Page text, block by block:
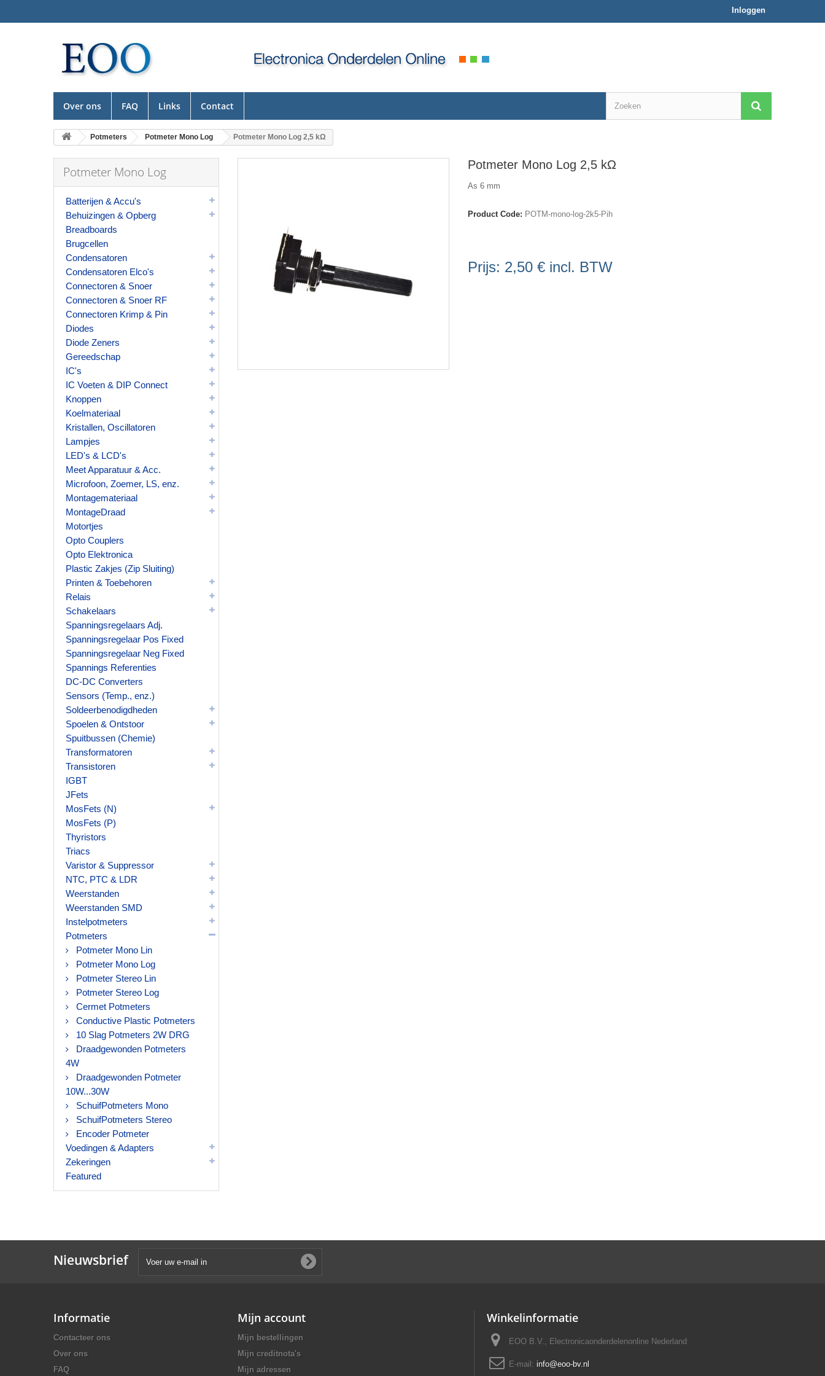
Inloggen
Over ons FAQ Links Contact
Potmeters Potmeter Mono Log Potmeter Mono Log 2,5 kΩ
Potmeter Mono Log
Batterijen & Accu's
Behuizingen & Opberg
Breadboards
Brugcellen
Condensatoren
Condensatoren Elco's
Connectoren & Snoer
Connectoren & Snoer RF
Connectoren Krimp & Pin
Diodes
Diode Zeners
Gereedschap
IC's
IC Voeten & DIP Connect
Knoppen
Koelmateriaal
Kristallen, Oscillatoren
Lampjes
LED's & LCD's
Meet Apparatuur & Acc.
Microfoon, Zoemer, LS, enz.
Montagemateriaal
MontageDraad
Motortjes
Opto Couplers
Opto Elektronica
Plastic Zakjes (Zip Sluiting)
Printen & Toebehoren
Relais
Schakelaars
Spanningsregelaars Adj.
Spanningsregelaar Pos Fixed
Spanningsregelaar Neg Fixed
Spannings Referenties
DC-DC Converters
Sensors (Temp., enz.)
Soldeerbenodigdheden
Spoelen & Ontstoor
Spuitbussen (Chemie)
Transformatoren
Transistoren
IGBT
JFets
MosFets (N)
MosFets (P)
Thyristors
Triacs
Varistor & Suppressor
NTC, PTC & LDR
Weerstanden
Weerstanden SMD
Instelpotmeters
Potmeters
Potmeter Mono Lin
Potmeter Mono Log
Potmeter Stereo Lin
Potmeter Stereo Log
Cermet Potmeters
Conductive Plastic Potmeters
10 Slag Potmeters 2W DRG
Draadgewonden Potmeters
4W
Draadgewonden Potmeter
10W...30W
SchuifPotmeters Mono
SchuifPotmeters Stereo
Encoder Potmeter
Voedingen & Adapters
Zekeringen
Featured
Potmeter Mono Log 2,5 kΩ
As 6 mm
Product Code: POTM-mono-log-2k5-Pih
Prijs: 2,50 € incl. BTW
Nieuwsbrief
Informatie
Contacteer ons
Over ons
FAQ
Mijn account
Mijn bestellingen
Mijn creditnota's
Mijn adressen
Winkelinformatie
EOO B.V., Electronicaonderdelenonline Nederland
E-mail: info@eoo-bv.nl